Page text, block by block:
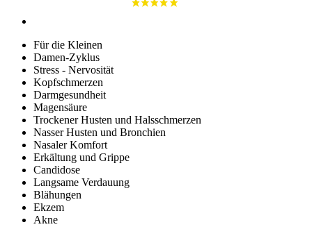
Für die Kleinen
Damen-Zyklus
Stress - Nervosität
Kopfschmerzen
Darmgesundheit
Magensäure
Trockener Husten und Halsschmerzen
Nasser Husten und Bronchien
Nasaler Komfort
Erkältung und Grippe
Candidose
Langsame Verdauung
Blähungen
Ekzem
Akne